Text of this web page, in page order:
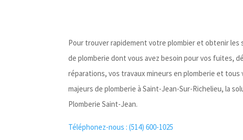
Pour trouver rapidement votre plombier et obtenir les
de plomberie dont vous avez besoin pour vos fuites,
réparations, vos travaux mineurs en plomberie et
majeurs de plomberie à Saint-Jean-Sur-Richelieu, la
Plomberie Saint-Jean.
Téléphonez-nous : (514) 600-1025